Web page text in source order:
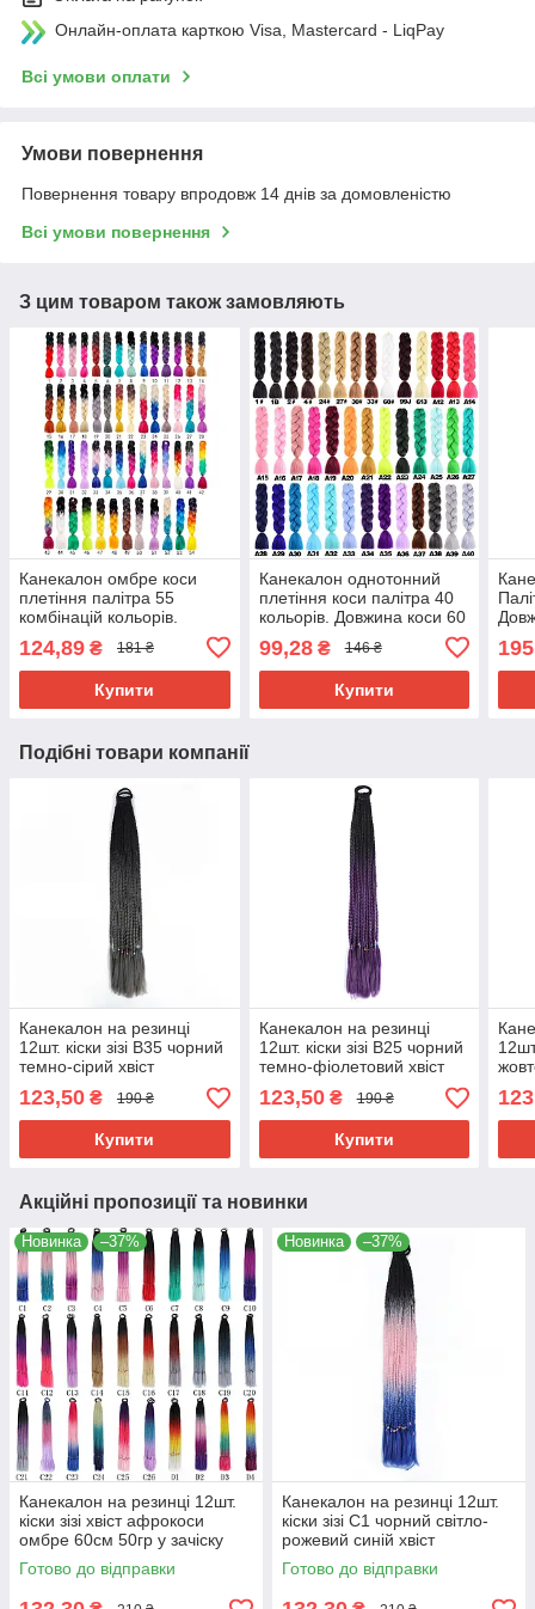
Онлайн-оплата карткою Visa, Mastercard - LiqPay
Всі умови оплати
Умови повернення
Повернення товару впродовж 14 днів за домовленістю
Всі умови повернення
З цим товаром також замовляють
Канекалон омбре коси
плетіння палітра 55
комбінацій кольорів.
Термостійкий
124,89 ₴ 181 ₴
Купити
Канекалон однотонний
плетіння коси палітра 40
кольорів. Довжина коси 60
99,28₴ 146 ₴
Купити
195
Подібні товари компанії
Канекалон на резинці
12шт. кіски зізі В35 чорний
темно-сірий хвіст
афрокоси омбре 60см
50гр у зачіску ZiZi
123,50 ₴ 190 ₴
Купити
Канекалон на резинці
12шт. кіски зізі В25 чорний
темно-фіолетовий хвіст
афрокоси омбре 60см
50гр у зачіску ZiZi
123,50₴ 190 ₴
Купити
ZiZi
Акційні пропозиції та новинки
Новинка –37%
Канекалон на резинці 12шт.
кіски зізі хвіст афрокоси
омбре 60см 50гр у зачіску
для дітей 30 кольорів косички
ZiZi
Готово до відправки
Новинка –37%
Канекалон на резинці 12шт.
кіски зізі C1 чорний світло-
рожевий синій хвіст
афрокоси омбре 60см 50гр у
зачіску ZiZi
Готово до відправки